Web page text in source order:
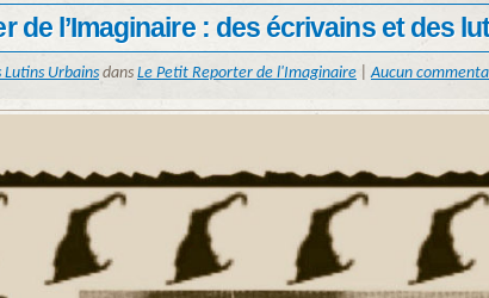
de l’Imaginaire : des écrivains et des
Lutins Urbains dans Le Petit Reporter de l'Imaginaire |Aucun